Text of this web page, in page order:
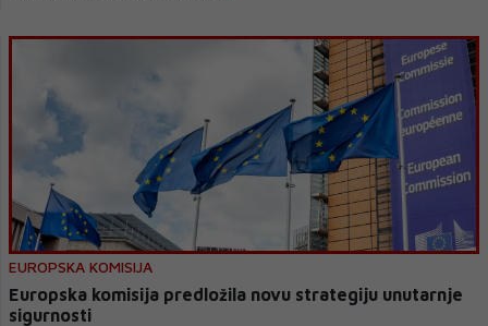
EUROPSKA KOMISIJA
Europska komisija predložila novu strategiju unutarnje
sigurnosti